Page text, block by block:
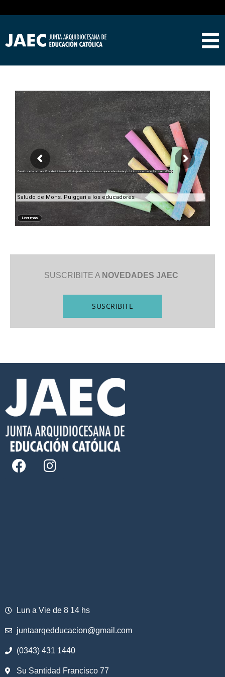
Saludo de Mons. Puiggari a los educadores
Leer más
Queridos educadores: Cuando iniciamos el trabajo docente sabíamos que era desafiante y lo hicimos con la confianza en el Se�
SUSCRIBITE A NOVEDADES JAEC
SUSCRIBITE
Lun a Vie de 8 14 hs
juntaarqedducacion@gmail.com
(0343) 431 1440
Su Santidad Francisco 77